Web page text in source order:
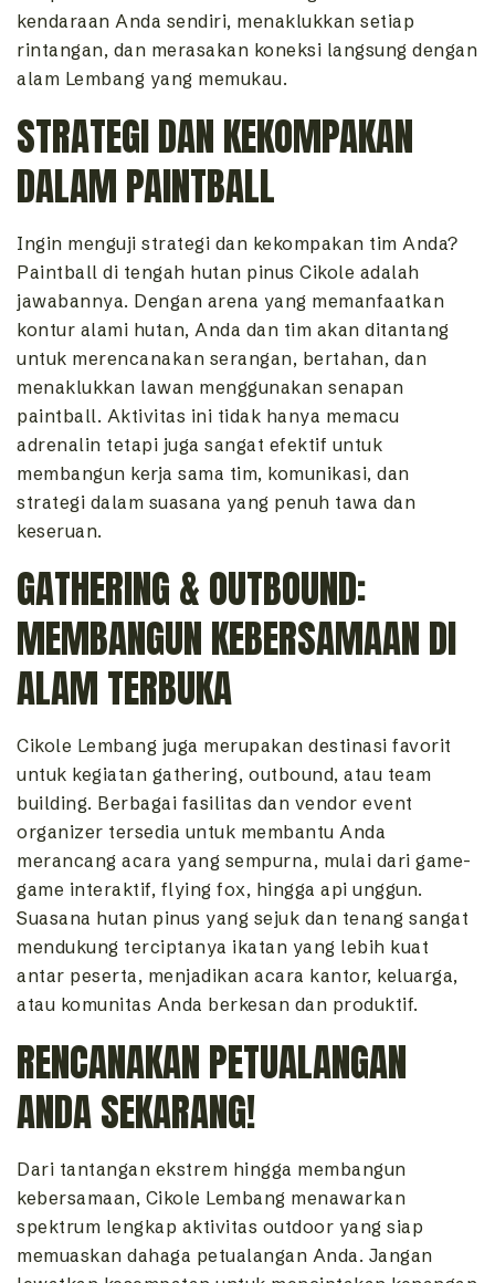
kendaraan Anda sendiri, menaklukkan setiap
rintangan, dan merasakan koneksi langsung dengan
alam Lembang yang memukau.
STRATEGI DAN KEKOMPAKAN
DALAM PAINTBALL
Ingin menguji strategi dan kekompakan tim Anda?
Paintball di tengah hutan pinus Cikole adalah
jawabannya. Dengan arena yang memanfaatkan
kontur alami hutan, Anda dan tim akan ditantang
untuk merencanakan serangan, bertahan, dan
menaklukkan lawan menggunakan senapan
paintball. Aktivitas ini tidak hanya memacu
adrenalin tetapi juga sangat efektif untuk
membangun kerja sama tim, komunikasi, dan
strategi dalam suasana yang penuh tawa dan
keseruan.
GATHERING & OUTBOUND:
MEMBANGUN KEBERSAMAAN DI
ALAM TERBUKA
Cikole Lembang juga merupakan destinasi favorit
untuk kegiatan gathering, outbound, atau team
building. Berbagai fasilitas dan vendor event
organizer tersedia untuk membantu Anda
merancang acara yang sempurna, mulai dari game-
game interaktif, flying fox, hingga api unggun.
Suasana hutan pinus yang sejuk dan tenang sangat
mendukung terciptanya ikatan yang lebih kuat
antar peserta, menjadikan acara kantor, keluarga,
atau komunitas Anda berkesan dan produktif.
RENCANAKAN PETUALANGAN
ANDA SEKARANG!
Dari tantangan ekstrem hingga membangun
kebersamaan, Cikole Lembang menawarkan
spektrum lengkap aktivitas outdoor yang siap
memuaskan dahaga petualangan Anda. Jangan